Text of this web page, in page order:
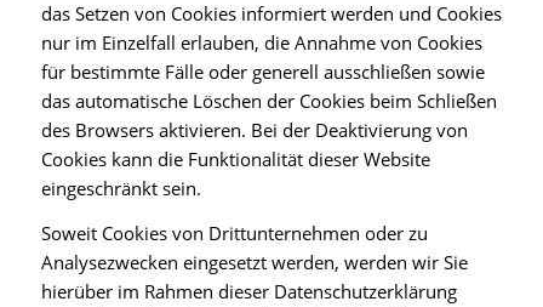
das Setzen von Cookies informiert werden und Cookies
nur im Einzelfall erlauben, die Annahme von Cookies
für bestimmte Fälle oder generell ausschließen sowie
das automatische Löschen der Cookies beim Schließen
des Browsers aktivieren. Bei der Deaktivierung von
Cookies kann die Funktionalität dieser Website
eingeschränkt sein.
Soweit Cookies von Drittunternehmen oder zu
Analysezwecken eingesetzt werden, werden wir Sie
hierüber im Rahmen dieser Datenschutzerklärung